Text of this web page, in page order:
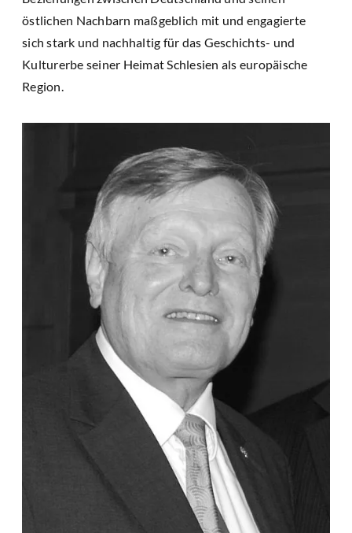
östlichen Nachbarn maßgeblich mit und engagierte
sich stark und nachhaltig für das Geschichts- und
Kulturerbe seiner Heimat Schlesien als europäische
Region.